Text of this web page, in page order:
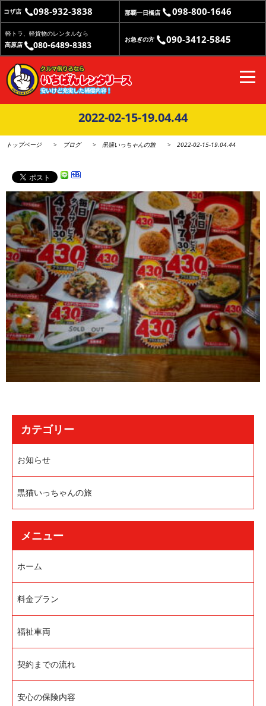
コザ店 098-932-3838 那覇一日橋店 098-800-1646
軽トラ、軽貨物のレンタルなら
高原店
080-6489-8383 お急ぎの方 090-3412-5845
2022-02-15-19.04.44
トップページ ブログ 黒猫いっちゃんの旅 2022-02-15-19.04.44
カテゴリー
お知らせ
黒猫いっちゃんの旅
メニュー
ホーム
料金プラン
福祉車両
契約までの流れ
安心の保険内容